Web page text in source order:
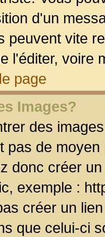
d'un
peuvent vite
l'éditer, voire
page
Images?
des
pas de
donc créer
exemple :
créer un
que celui-ci